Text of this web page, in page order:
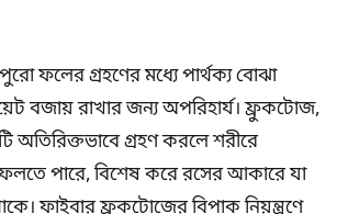
ফলের গ্রহণের মধ্যে পার্থক্য বোঝা
বজায় রাখার জন্য অপরিহার্য। ফ্রুকটোজ,
অতিরিক্তভাবে গ্রহণ করলে শরীরে
পারে, বিশেষ করে রসের আকারে যা
ফাইবার ফ্রুকটোজের বিপাক নিয়ন্ত্রণে